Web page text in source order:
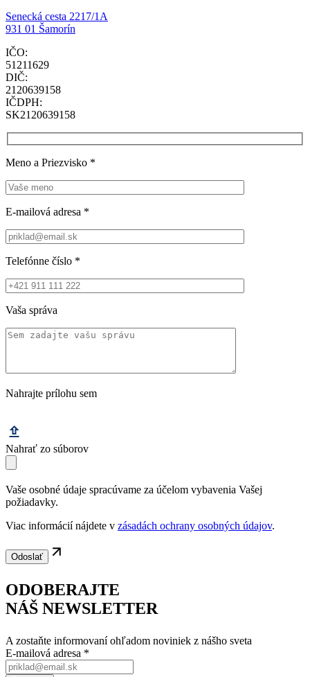
Senecká cesta 2217/1A
931 01 Šamorín
IČO:
51211629
DIČ:
2120639158
IČDPH:
SK2120639158
Meno a Priezvisko *
E-mailová adresa *
Telefónne číslo *
Vaša správa
Nahrajte prílohu sem
Nahrať zo súborov
Vaše osobné údaje spracúvame za účelom vybavenia Vašej
požiadavky.
Viac informácií nájdete v zásadách ochrany osobných údajov.
ODOBERAJTE
NÁŠ NEWSLETTER
A zostaňte informovaní ohľadom noviniek z nášho sveta
E-mailová adresa *